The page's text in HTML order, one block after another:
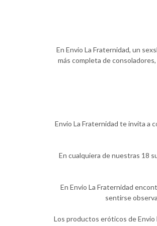
En Envio La Fraternidad, un
más completa de
Envio La Fraternidad te invita a
En cualquiera de nuestras 18
En Envio La Fraternidad
sentirse
Los productos eróticos de Envio